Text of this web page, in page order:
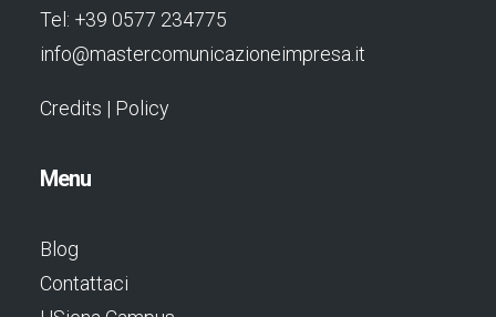
Tel: +39 0577 234775
info@mastercomunicazioneimpresa.it
Credits | Policy
Menu
Blog
Contattaci